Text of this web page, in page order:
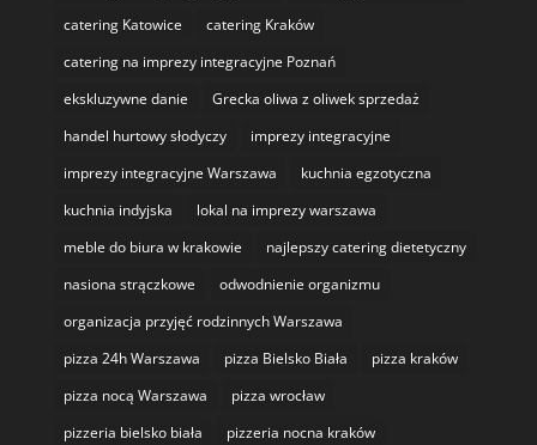
catering Katowice
catering Kraków
catering na imprezy integracyjne Poznań
ekskluzywne danie
Grecka oliwa z oliwek sprzedaż
handel hurtowy słodyczy
imprezy integracyjne
imprezy integracyjne Warszawa
kuchnia egzotyczna
kuchnia indyjska
lokal na imprezy warszawa
meble do biura w krakowie
najlepszy catering dietetyczny
nasiona strączkowe
odwodnienie organizmu
organizacja przyjęć rodzinnych Warszawa
pizza 24h Warszawa
pizza Bielsko Biała
pizza kraków
pizza nocą Warszawa
pizza wrocław
pizzeria bielsko biała
pizzeria nocna kraków